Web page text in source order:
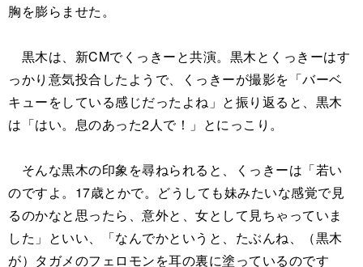
胸を膨らませた。
黒木は、新CMでくっきーと共演。黒木とくっきーはす
っかり意気投合したようで、くっきーが撮影を「バーベ
キューをしている感じだったよね」と振り返ると、黒木
は「はい。息のあった2人で！」とにっこり。
そんな黒木の印象を尋ねられると、くっきーは「若い
のですよ。17歳とかで。どうしても妹みたいな感覚で見
るのかなと思ったら、意外と、女として見ちゃっていま
した」といい、「なんでかというと、たぶんね、（黒木
が）タガメのフェロモンを耳の裏に塗っているのです